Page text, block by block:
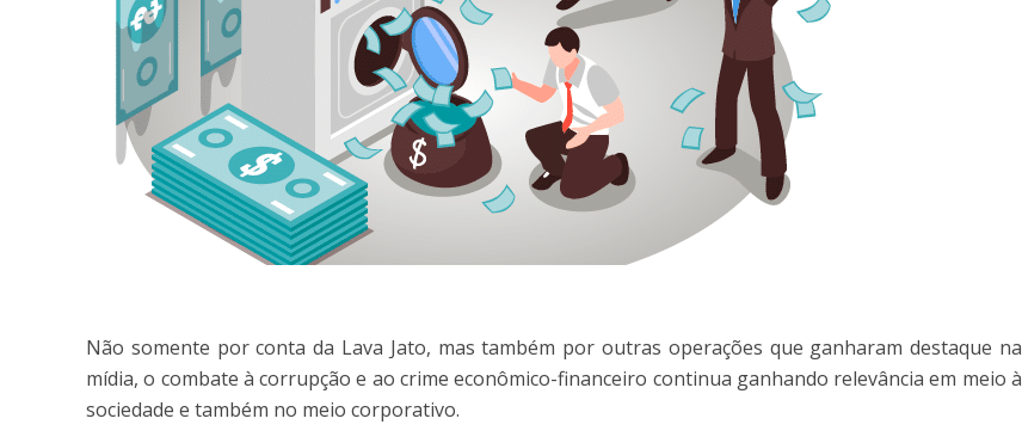
Não somente por conta da Lava Jato, mas também por outras operações que ganharam destaque na
mídia, o combate à corrupção e ao crime econômico-financeiro continua ganhando relevância em meio à
sociedade e também no meio corporativo.